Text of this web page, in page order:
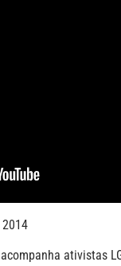
2014
ativistas